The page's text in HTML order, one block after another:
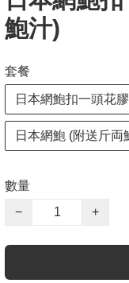
鮑汁)
套餐
日本網鮑扣一頭花
日本網鮑 (附送斤両
數量
−
+